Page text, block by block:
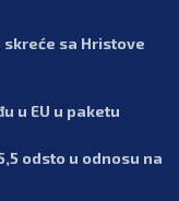
sa Hristove
u EU u paketu
odsto u odnosu na